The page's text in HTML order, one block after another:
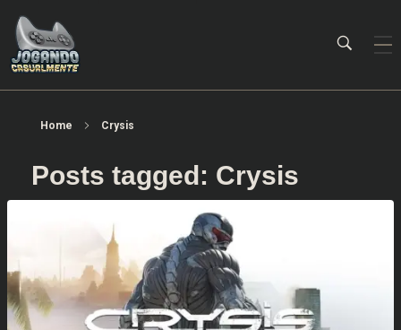
Home Crysis
Posts tagged: Crysis